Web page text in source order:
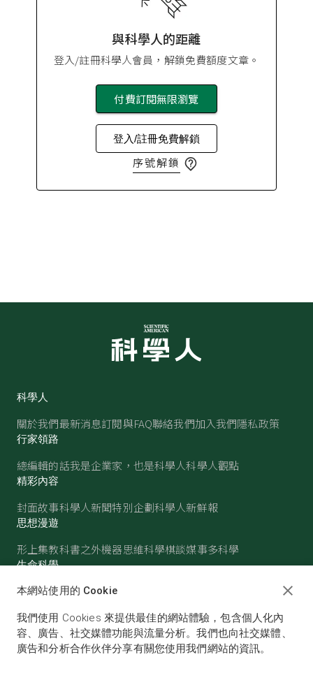
與科學人的距離
登入/註冊科學人會員，解鎖免費額度文章。
付費訂閱無限瀏覽
登入/註冊免費解鎖
序號解鎖
科學人
關於我們最新消息訂閱與FAQ聯絡我們加入我們隱私政策
行家領路
總編輯的話我是企業家，也是科學人科學人觀點
精彩內容
封面故事科學人新聞特別企劃科學人新鮮報
思想漫遊
形上集教科書之外機器思維科學棋談媒事多科學
生命科學
醫學古生物心理學生態學
物理 化學地球科學天文
本網站使用的 Cookie
我們使用 Cookies 來提供最佳的網站體驗，包含個人化內
容、廣告、社交媒體功能與流量分析。我們也向社交媒體、
廣告和分析合作伙伴分享有關您使用我們網站的資訊。